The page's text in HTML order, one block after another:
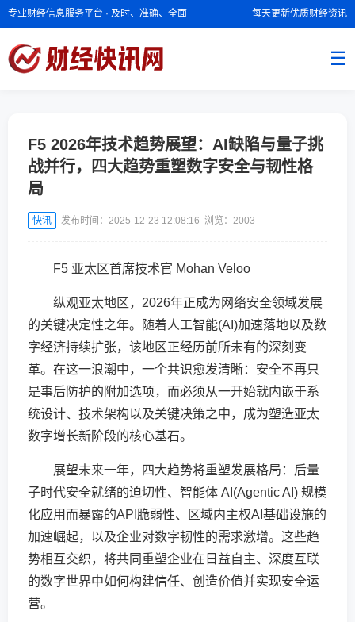
专业财经信息服务平台 · 及时、准确、全面 每天更新优质财经资讯
☰
F5 2026年技术趋势展望：AI缺陷与量子挑
战并行，四大趋势重塑数字安全与韧性格
局
快讯 发布时间：2025-12-23 12:08:16 浏览： 2003
F5 亚太区首席技术官 Mohan Veloo
纵观亚太地区，2026年正成为网络安全领域发展
的关键决定性之年。随着人工智能(AI)加速落地以及数
字经济持续扩张，该地区正经历前所未有的深刻变
革。在这一浪潮中，一个共识愈发清晰：安全不再只
是事后防护的附加选项，而必须从一开始就内嵌于系
统设计、技术架构以及关键决策之中，成为塑造亚太
数字增长新阶段的核心基石。
展望未来一年，四大趋势将重塑发展格局：后量
子时代安全就绪的迫切性、智能体 AI(Agentic AI) 规模
化应用而暴露的API脆弱性、区域内主权AI基础设施的
加速崛起，以及企业对数字韧性的需求激增。这些趋
势相互交织，将共同重塑企业在日益自主、深度互联
的数字世界中如何构建信任、创造价值并实现安全运
营。